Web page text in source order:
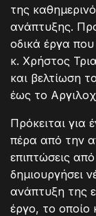
της
ανάπτυξης.
οδικά έργα
κ. Χρήστος
και βελτίωση
έως το
Πρόκειται για
πέρα από την
επιπτώσεις
δημιουργήσει
ανάπτυξη της
έργο, το οποίο